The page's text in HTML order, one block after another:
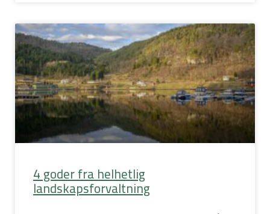
4 goder fra helhetlig
landskapsforvaltning